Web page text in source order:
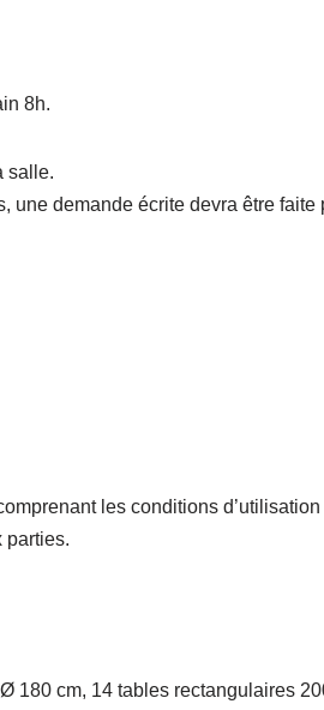
8h.
salle.
une demande écrite devra être
les conditions
parties.
180 cm, 14 tables rectangulaires